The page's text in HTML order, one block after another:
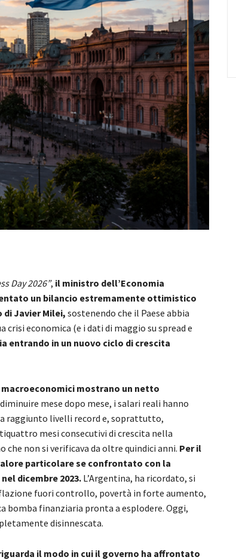
Day 2026”, il ministro dell’Economia
un bilancio estremamente ottimistico
di Javier Milei,sostenendo che il Paese abbia
economica (e i dati di maggio su spread e
entrando in un nuovo ciclo di crescita
mostrano un netto
mese dopo mese, i salari reali hanno
raggiunto livelli record e, soprattutto,
mesi consecutivi di crescita nella
che non si verificava da oltre quindici anni. Per il
particolare se confrontato con la
dicembre 2023.L’Argentina, ha ricordato, si
fuori controllo, povertà in forte aumento,
bomba finanziaria pronta a esplodere. Oggi,
disinnescata.
il modo in cui il governo ha affrontato